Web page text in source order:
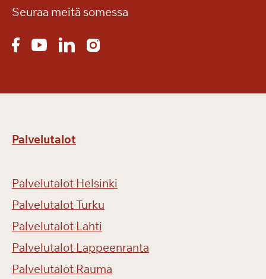
Seuraa meitä somessa
Palvelutalot
Palvelutalot Helsinki
Palvelutalot Turku
Palvelutalot Lahti
Palvelutalot Lappeenranta
Palvelutalot Rauma